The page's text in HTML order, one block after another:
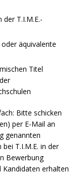
T.I.M.E.-
äquivalente
Titel
Bitte schicken
per E-Mail an
genannten
T.I.M.E. in der
Bewerbung
erhalten